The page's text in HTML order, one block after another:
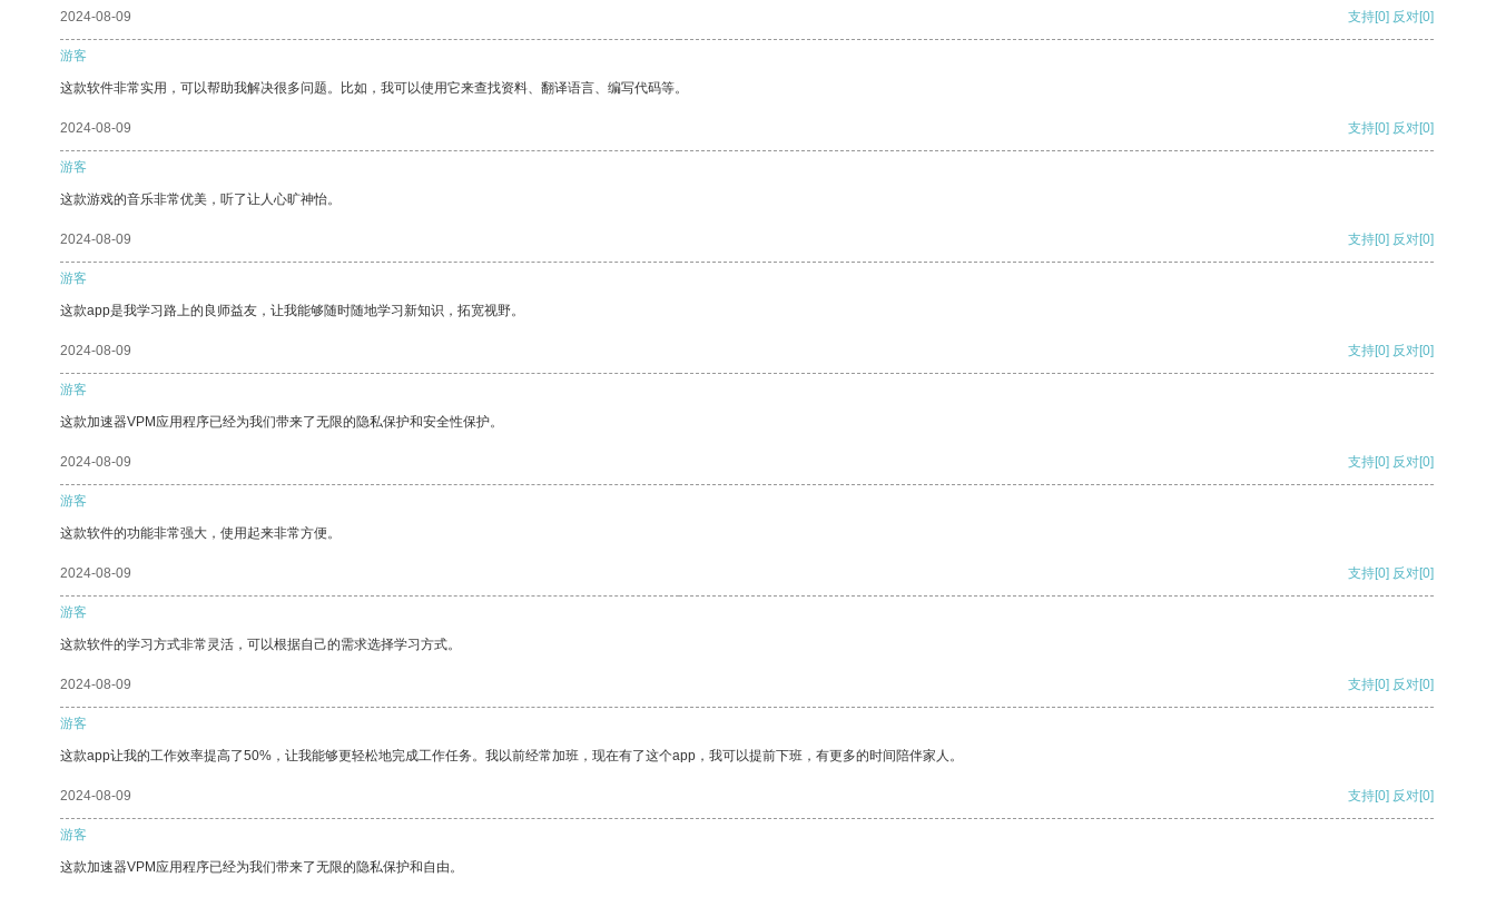
2024-08-09 支持[0] 反对[0]
游客
这款软件非常实用，可以帮助我解决很多问题。比如，我可以使用它来查找资料、翻译语言、编写代码等。
2024-08-09 支持[0] 反对[0]
游客
这款游戏的音乐非常优美，听了让人心旷神怡。
2024-08-09 支持[0] 反对[0]
游客
这款app是我学习路上的良师益友，让我能够随时随地学习新知识，拓宽视野。
2024-08-09 支持[0] 反对[0]
游客
这款加速器VPM应用程序已经为我们带来了无限的隐私保护和安全性保护。
2024-08-09 支持[0] 反对[0]
游客
这款软件的功能非常强大，使用起来非常方便。
2024-08-09 支持[0] 反对[0]
游客
这款软件的学习方式非常灵活，可以根据自己的需求选择学习方式。
2024-08-09 支持[0] 反对[0]
游客
这款app让我的工作效率提高了50%，让我能够更轻松地完成工作任务。我以前经常加班，现在有了这个app，我可以提前下班，有更多的时间陪伴家人。
2024-08-09 支持[0] 反对[0]
游客
这款加速器VPM应用程序已经为我们带来了无限的隐私保护和自由。